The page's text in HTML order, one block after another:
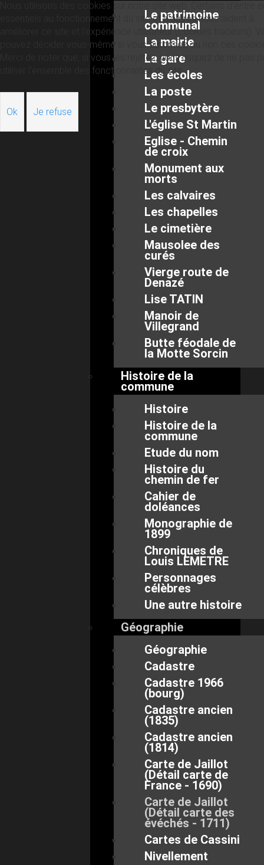
Le patrimoine
communal
La mairie
La gare
Les écoles
La poste
Le presbytère
L'église St Martin
Eglise - Chemin
de croix
Monument aux
morts
Les calvaires
Les chapelles
Le cimetière
Mausolee des
curés
Vierge route de
Denazé
Lise TATIN
Manoir de
Villegrand
Butte féodale de
la Motte Sorcin
Histoire de la
commune
Histoire
Histoire de la
commune
Etude du nom
Histoire du
chemin de fer
Cahier de
doléances
Monographie de
1899
Chroniques de
Louis LEMETRE
Personnages
célèbres
Une autre histoire
Géographie
Géographie
Cadastre
Cadastre 1966
(bourg)
Cadastre ancien
(1835)
Cadastre ancien
(1814)
Carte de Jaillot
(Détail carte de
France - 1690)
Carte de Jaillot
(Détail carte des
évéchés - 1711)
Cartes de Cassini
Nivellement
Nous utilisons des cookies sur notre site web. Certains d’entre
essentiels au fonctionnement du site et d’autres nous aident à
améliorer ce site et l’expérience utilisateur (cookies traceurs).
pouvez décider vous-même si vous autorisez ou non ces
Merci de noter que, si vous les rejetez, vous risquez de ne pas
utiliser l’ensemble des fonctionnalités du site.
Ok Je refuse